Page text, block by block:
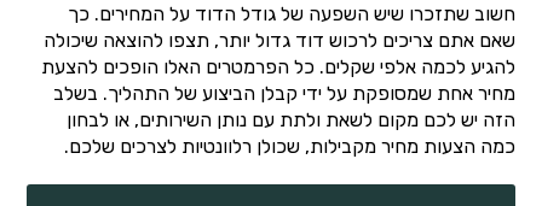
חשוב שתזכרו שיש השפעה של גודל הדוד על המחירים. כך
שאם אתם צריכים לרכוש דוד גדול יותר, תצפו להוצאה שיכולה
להגיע לכמה אלפי שקלים. כל הפרמטרים האלו הופכים להצעת
מחיר אחת שמסופקת על ידי קבלן הביצוע של התהליך. בשלב
הזה יש לכם מקום לשאת ולתת עם נותן השירותים, או לבחון
כמה הצעות מחיר מקבילות, שכולן רלוונטיות לצרכים שלכם.